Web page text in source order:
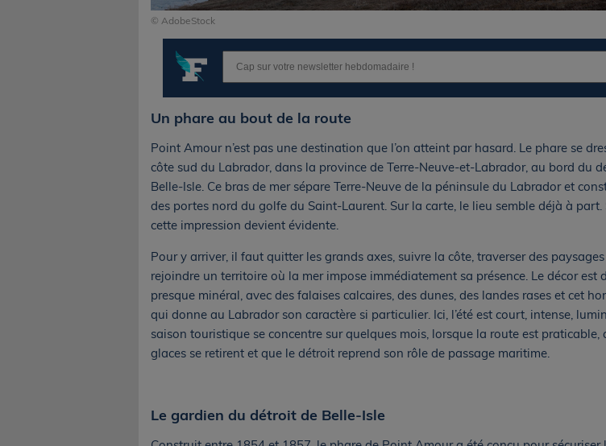
© AdobeStock
Un phare au bout de la route
Point Amour n’est pas une destination que l’on atteint par hasard. Le phare se
côte sud du Labrador, dans la province de Terre-Neuve-et-Labrador, au bord du
Belle-Isle. Ce bras de mer sépare Terre-Neuve de la péninsule du Labrador et
des portes nord du golfe du Saint-Laurent. Sur la carte, le lieu semble déjà à part.
cette impression devient évidente.
Pour y arriver, il faut quitter les grands axes, suivre la côte, traverser des
rejoindre un territoire où la mer impose immédiatement sa présence. Le décor est
presque minéral, avec des falaises calcaires, des dunes, des landes rases et cet
qui donne au Labrador son caractère si particulier. Ici, l’été est court, intense,
saison touristique se concentre sur quelques mois, lorsque la route est praticable,
glaces se retirent et que le détroit reprend son rôle de passage maritime.
Le gardien du détroit de Belle-Isle